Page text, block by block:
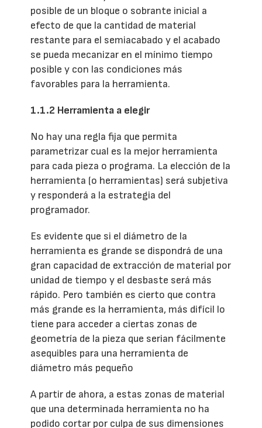
posible de un bloque o sobrante inicial a
efecto de que la cantidad de material
restante para el semiacabado y el acabado
se pueda mecanizar en el mínimo tiempo
posible y con las condiciones más
favorables para la herramienta.
1.1.2 Herramienta a elegir
No hay una regla fija que permita
parametrizar cual es la mejor herramienta
para cada pieza o programa. La elección de la
herramienta (o herramientas) será subjetiva
y responderá a la estrategia del
programador.
Es evidente que si el diámetro de la
herramienta es grande se dispondrá de una
gran capacidad de extracción de material por
unidad de tiempo y el desbaste será más
rápido. Pero también es cierto que contra
más grande es la herramienta, más difícil lo
tiene para acceder a ciertas zonas de
geometría de la pieza que serian fácilmente
asequibles para una herramienta de
diámetro más pequeño
A partir de ahora, a estas zonas de material
que una determinada herramienta no ha
podido cortar por culpa de sus dimensiones